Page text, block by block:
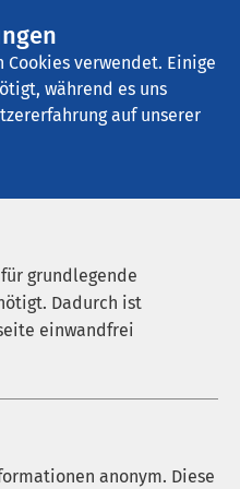
verwendet. Einige
während es uns
auf unserer
grundlegende
Dadurch ist
einwandfrei
anonym. Diese
sichert die
Versorgung in